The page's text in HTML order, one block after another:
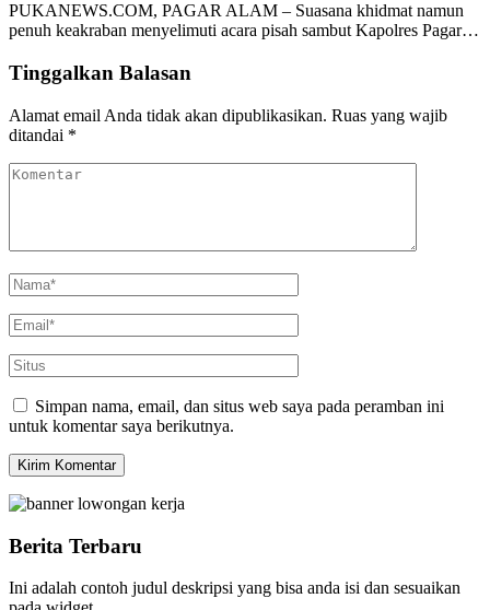
PUKANEWS.COM, PAGAR ALAM – Suasana khidmat namun
penuh keakraban menyelimuti acara pisah sambut Kapolres Pagar…
Tinggalkan Balasan
Alamat email Anda tidak akan dipublikasikan. Ruas yang wajib
ditandai *
Simpan nama, email, dan situs web saya pada peramban ini
untuk komentar saya berikutnya.
Berita Terbaru
Ini adalah contoh judul deskripsi yang bisa anda isi dan sesuaikan